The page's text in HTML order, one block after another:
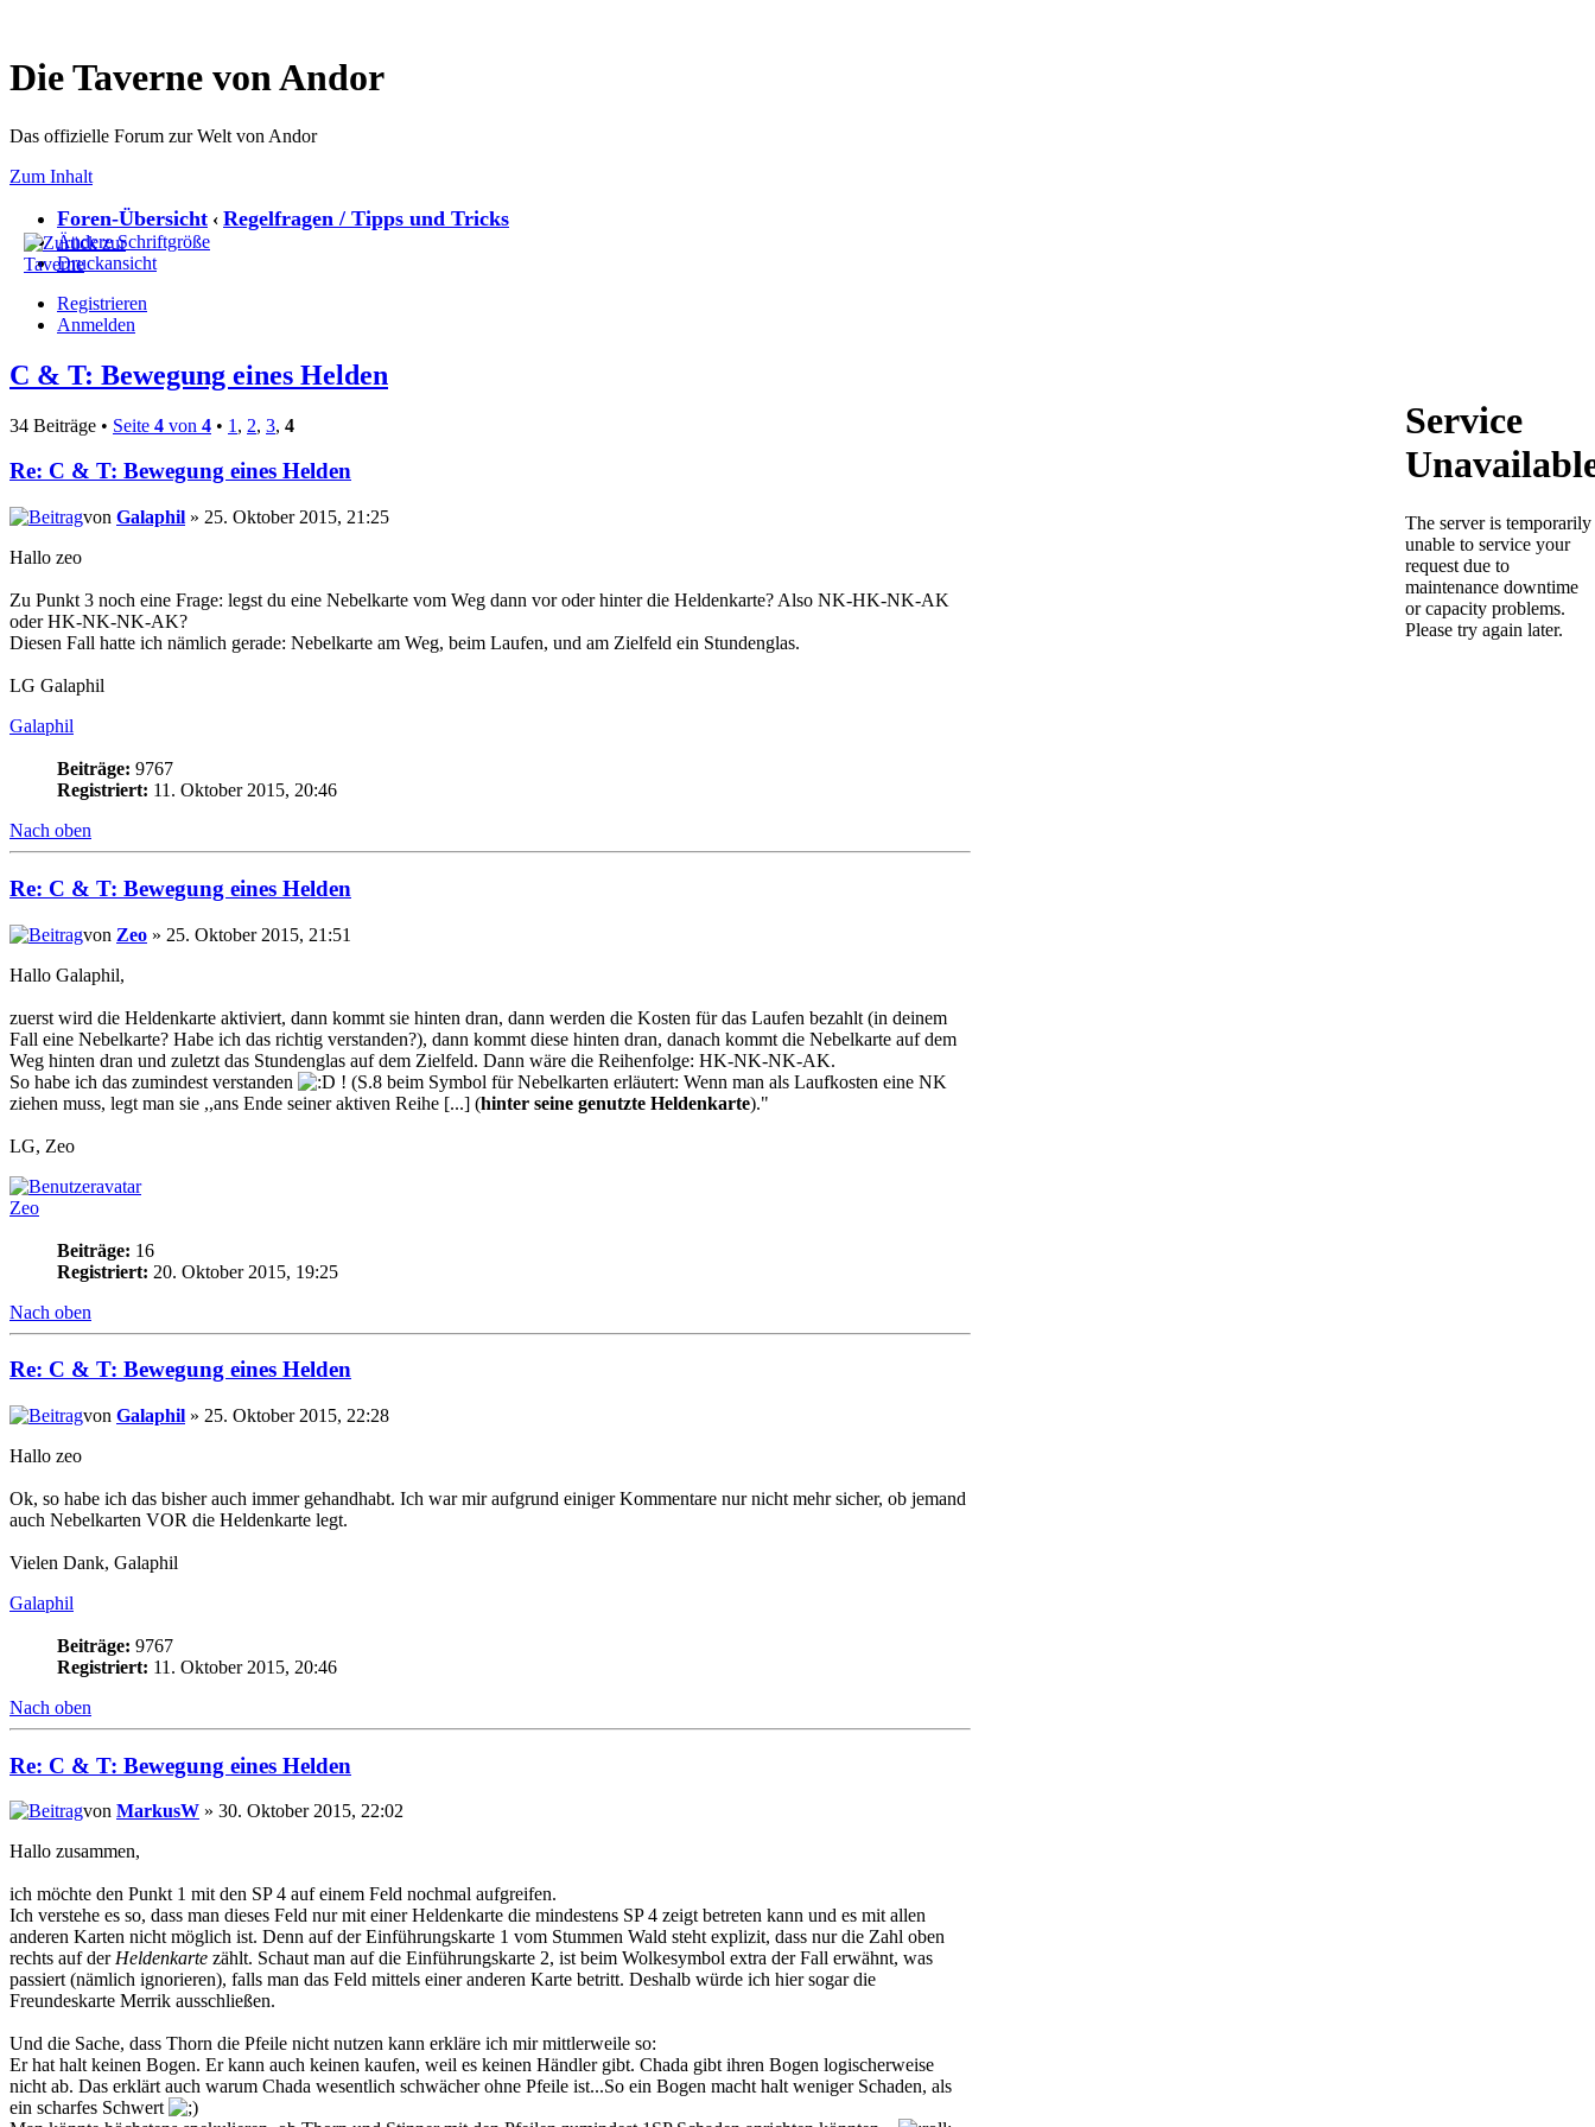
Die Taverne von Andor
Das offizielle Forum zur Welt von Andor
Zum Inhalt
Foren-Übersicht ‹ Regelfragen / Tipps und Tricks
Ändere Schriftgröße
Druckansicht
Registrieren
Anmelden
C & T: Bewegung eines Helden
34 Beiträge • Seite 4 von 4 • 1 , 2, 3, 4
Re: C & T: Bewegung eines Helden
von Galaphil » 25. Oktober 2015, 21:25
Hallo zeo
Zu Punkt 3 noch eine Frage: legst du eine Nebelkarte vom Weg dann vor oder hinter die Heldenkarte? Also NK-HK-NK-AK
oder HK-NK-NK-AK?
Diesen Fall hatte ich nämlich gerade: Nebelkarte am Weg, beim Laufen, und am Zielfeld ein Stundenglas.
LG Galaphil
Galaphil
Beiträge: 9767
Registriert: 11. Oktober 2015, 20:46
Nach oben
Re: C & T: Bewegung eines Helden
von Zeo » 25. Oktober 2015, 21:51
Hallo Galaphil,
zuerst wird die Heldenkarte aktiviert, dann kommt sie hinten dran, dann werden die Kosten für das Laufen bezahlt (in deinem
Fall eine Nebelkarte? Habe ich das richtig verstanden?), dann kommt diese hinten dran, danach kommt die Nebelkarte auf dem
Weg hinten dran und zuletzt das Stundenglas auf dem Zielfeld. Dann wäre die Reihenfolge: HK-NK-NK-AK.
So habe ich das zumindest verstanden
! (S.8 beim Symbol für Nebelkarten erläutert: Wenn man als Laufkosten eine NK
ziehen muss, legt man sie ,,ans Ende seiner aktiven Reihe [...] (hinter seine genutzte Heldenkarte)."
LG, Zeo
Zeo
Beiträge: 16
Registriert: 20. Oktober 2015, 19:25
Nach oben
Re: C & T: Bewegung eines Helden
von Galaphil » 25. Oktober 2015, 22:28
Hallo zeo
Ok, so habe ich das bisher auch immer gehandhabt. Ich war mir aufgrund einiger Kommentare nur nicht mehr sicher, ob jemand
auch Nebelkarten VOR die Heldenkarte legt.
Vielen Dank, Galaphil
Galaphil
Beiträge: 9767
Registriert: 11. Oktober 2015, 20:46
Nach oben
Re: C & T: Bewegung eines Helden
von MarkusW » 30. Oktober 2015, 22:02
Hallo zusammen,
ich möchte den Punkt 1 mit den SP 4 auf einem Feld nochmal aufgreifen.
Ich verstehe es so, dass man dieses Feld nur mit einer Heldenkarte die mindestens SP 4 zeigt betreten kann und es mit allen
anderen Karten nicht möglich ist. Denn auf der Einführungskarte 1 vom Stummen Wald steht explizit, dass nur die Zahl oben
rechts auf derHeldenkarte zählt. Schaut man auf die Einführungskarte 2, ist beim Wolkesymbol extra der Fall erwähnt, was
passiert (nämlich ignorieren), falls man das Feld mittels einer anderen Karte betritt. Deshalb würde ich hier sogar die
Freundeskarte Merrik ausschließen.
Und die Sache, dass Thorn die Pfeile nicht nutzen kann erkläre ich mir mittlerweile so:
Er hat halt keinen Bogen. Er kann auch keinen kaufen, weil es keinen Händler gibt. Chada gibt ihren Bogen logischerweise
nicht ab. Das erklärt auch warum Chada wesentlich schwächer ohne Pfeile ist...So ein Bogen macht halt weniger Schaden, als
ein scharfes Schwert